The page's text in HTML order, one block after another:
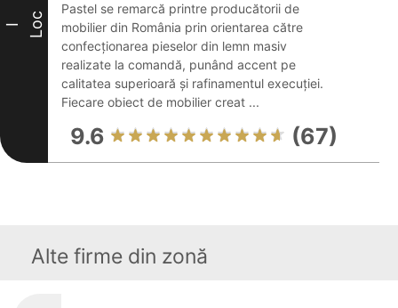
I Loc
Pastel se remarcă printre producătorii de
mobilier din România prin orientarea către
confecționarea pieselor din lemn masiv
realizate la comandă, punând accent pe
calitatea superioară și rafinamentul execuției.
Fiecare obiect de mobilier creat ...
9.6 (67)
Alte firme din zonă